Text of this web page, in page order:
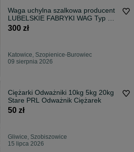
Waga uchylna szalkowa producent
LUBELSKIE FABRYKI WAG Typ SJ
15
300 zł
Katowice, Szopienice-Burowiec
09 sierpnia 2026
Ciężarki Odważniki 10kg 5kg 20kg
Stare PRL Odważnik Ciężarek
50 zł
Gliwice, Szobiszowice
15 lipca 2026